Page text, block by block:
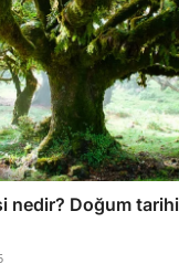
nedir? Doğum